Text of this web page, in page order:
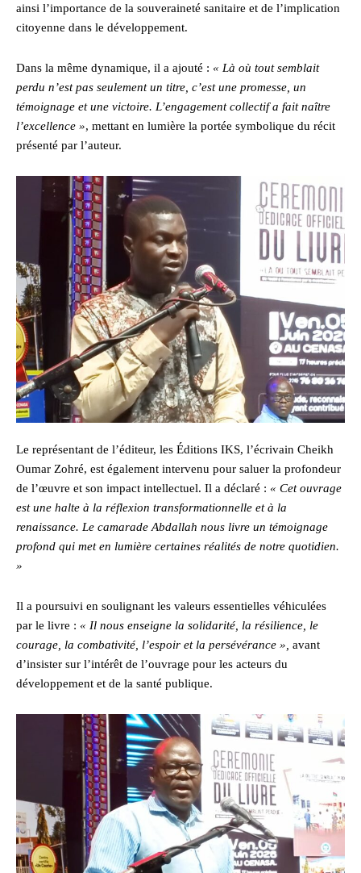
ainsi l’importance de la souveraineté sanitaire et de l’implication
citoyenne dans le développement.
Dans la même dynamique, il a ajouté : « Là où tout semblait
perdu n’est pas seulement un titre, c’est une promesse, un
témoignage et une victoire. L’engagement collectif a fait naître
l’excellence », mettant en lumière la portée symbolique du récit
présenté par l’auteur.
Le représentant de l’éditeur, les Éditions IKS, l’écrivain Cheikh
Oumar Zohré, est également intervenu pour saluer la profondeur
de l’œuvre et son impact intellectuel. Il a déclaré : « Cet ouvrage
est une halte à la réflexion transformationnelle et à la
renaissance. Le camarade Abdallah nous livre un témoignage
profond qui met en lumière certaines réalités de notre quotidien.
»
Il a poursuivi en soulignant les valeurs essentielles véhiculées
par le livre : « Il nous enseigne la solidarité, la résilience, le
courage, la combativité, l’espoir et la persévérance », avant
d’insister sur l’intérêt de l’ouvrage pour les acteurs du
développement et de la santé publique.